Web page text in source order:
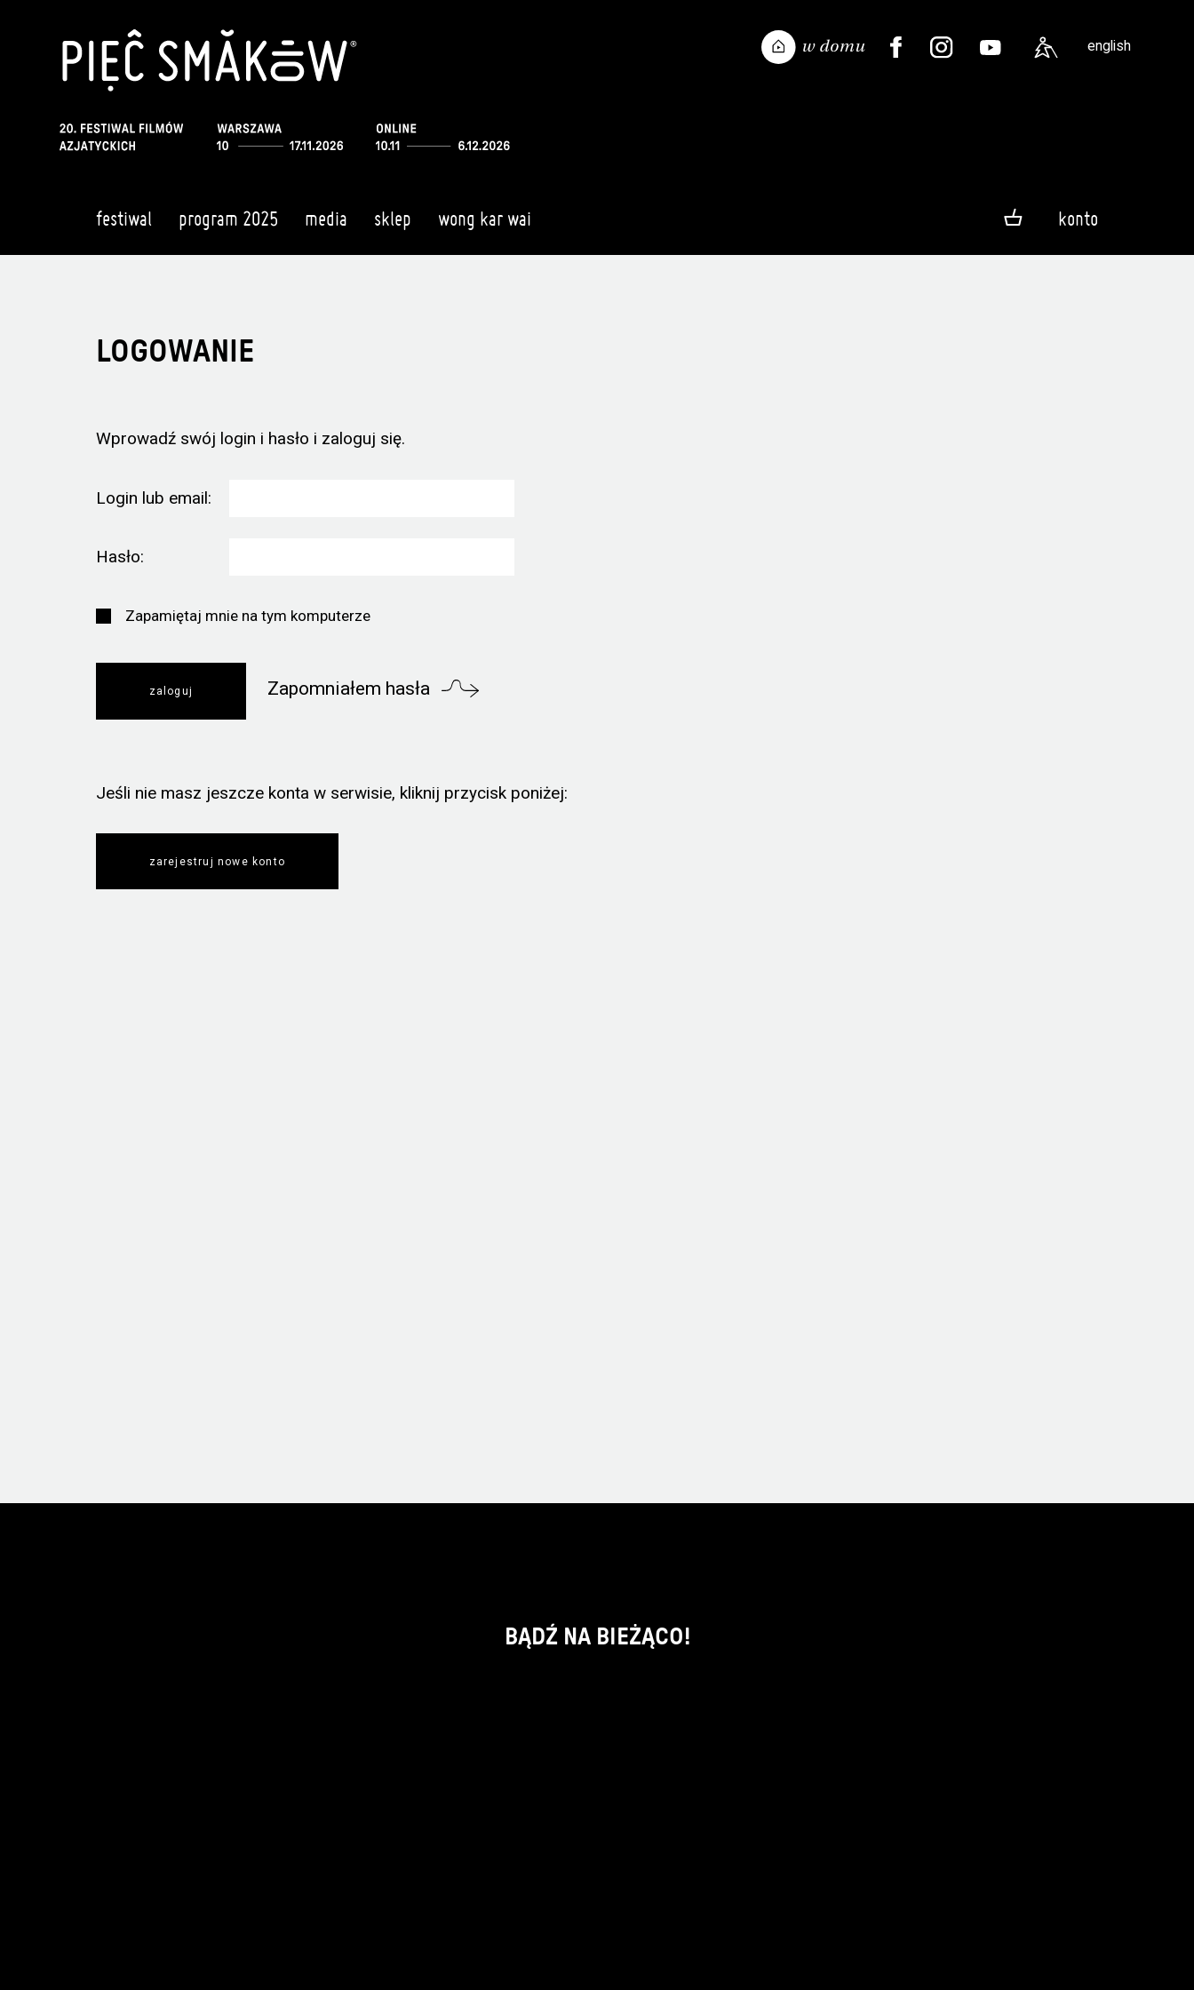
english
festiwal program 2025 media sklep wong kar wai konto
LOGOWANIE
Wprowadź swój login i hasło i zaloguj się.
Login lub email:
Hasło:
Zapamiętaj mnie na tym komputerze
Zapomniałem hasła
Jeśli nie masz jeszcze konta w serwisie, kliknij przycisk poniżej:
zarejestruj nowe konto
BĄDŹ NA BIEŻĄCO!